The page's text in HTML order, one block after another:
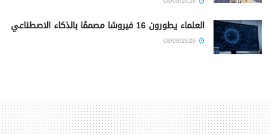
العلماء يطورون 16 فيروسًا مصممًا بالذكاء الاصطناعي